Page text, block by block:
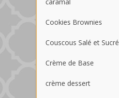
Cookies Brownies
Couscous Salé et Sucré
Crème de Base
crème dessert